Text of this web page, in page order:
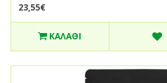
23,55€
ΚΑΛΆΘΙ